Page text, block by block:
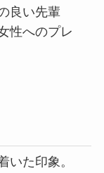
良い先輩
性へのプレ
いた印象。